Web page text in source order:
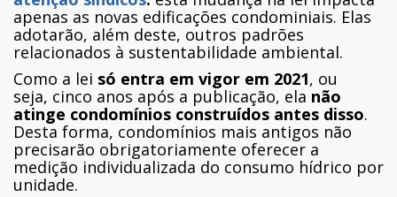
apenas as novas edificações condominiais. Elas
adotarão, além deste, outros padrões
relacionados à sustentabilidade ambiental.
Como a lei só entra em vigor em 2021, ou
seja, cinco anos após a publicação, ela não
atinge condomínios construídos antes disso.
Desta forma, condomínios mais antigos não
precisarão obrigatoriamente oferecer a
medição individualizada do consumo hídrico por
unidade.